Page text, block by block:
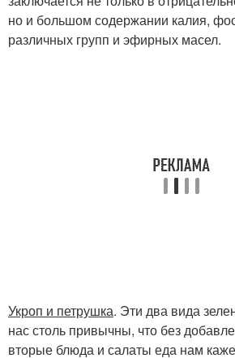
но и большом содержании калия,
различных групп и эфирных масел.
Укроп и петрушка. Эти два вида
нас столь привычны, что без
вторые блюда и салаты еда нам